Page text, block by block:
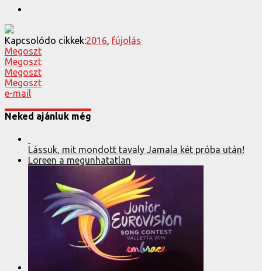
Kapcsolódo cikkek:2016 fújolás
Megoszt
Megoszt
Megoszt
Megoszt
e-mail
Neked ajánluk még
Lássuk, mit mondott tavaly Jamala két próba után!
Loreen a megunhatatlan